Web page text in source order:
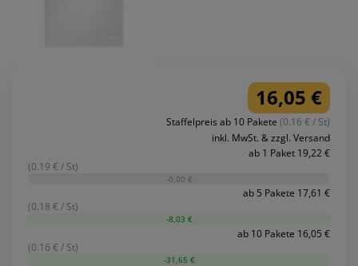
16,05 €
Staffelpreis ab 10 Pakete (0.16 € / St)
inkl. MwSt. & zzgl. Versand
ab 1 Paket 19,22 €
(0.19 € / St)
-0,00 €
ab 5 Pakete 17,61 €
(0.18 € / St)
-8,03 €
ab 10 Pakete 16,05 €
(0.16 € / St)
-31,65 €